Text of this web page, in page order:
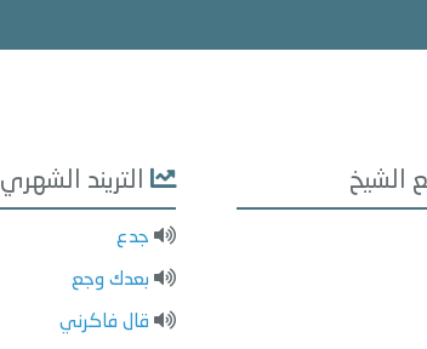
الشيخ التريند الشهري
جدع
بعدك وجع
قال فاكرني